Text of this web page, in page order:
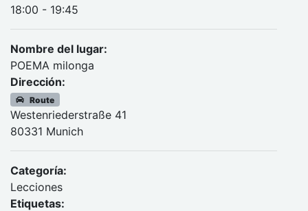
18:00 - 19:45
Nombre del lugar:
POEMA milonga
Dirección:
Route
Westenriederstraße 41
80331 Munich
Categoría:
Lecciones
Etiquetas: